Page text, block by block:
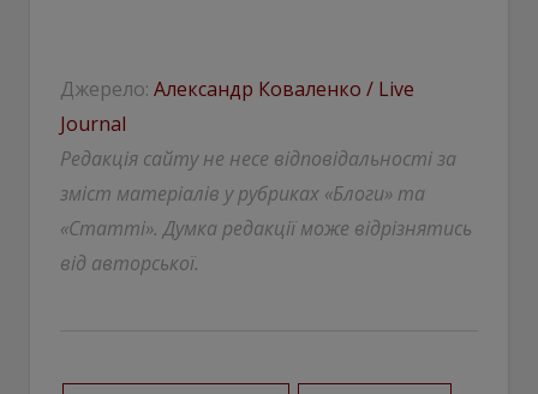
Джерело: Александр Коваленко / Live
Journal
Редакція сайту не несе відповідальності за
зміст матеріалів у рубриках «Блоги» та
«Статті». Думка редакції може відрізнятись
від авторської.